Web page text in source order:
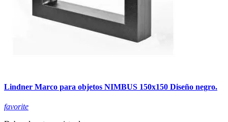
Lindner Marco para objetos NIMBUS 150x150 Diseño negro.
favorite